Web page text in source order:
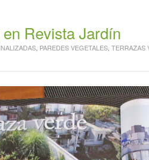
Revista Jardín
PAREDES VEGETALES TERRAZAS